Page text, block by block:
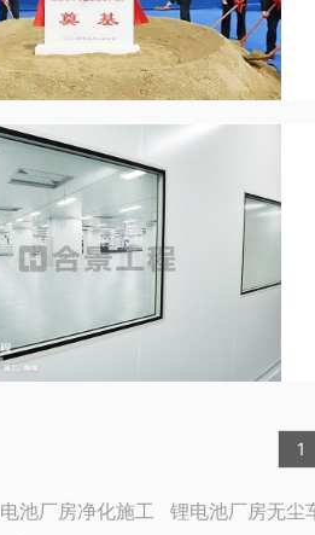
1
电池厂房净化施工
锂电池厂房无尘